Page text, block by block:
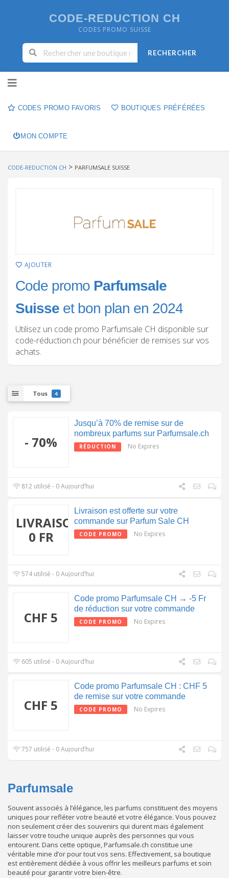
CODE-REDUCTION CH
CODES PROMO SUISSE
RECHERCHER
CODES PROMO FAVORIS BOUTIQUES PRÉFÉRÉES
MON COMPTE
CODE-REDUCTION CH > PARFUMSALE SUISSE
AJOUTER
Code promo Parfumsale
Suisse et bon plan en 2024
Utilisez un code promo Parfumsale CH disponible sur
code-réduction.ch pour bénéficier de remises sur vos
achats.
Tous 4
- 70%
Jusqu’à 70% de remise sur de
nombreux parfums sur Parfumsale.ch
RÉDUCTION No Expires
812 utilisé - 0 Aujourd’hui
LIVRAISON
0 FR
Livraison est offerte sur votre
commande sur Parfum Sale CH
CODE PROMO No Expires
574 utilisé - 0 Aujourd’hui
CHF 5
Code promo Parfumsale CH → -5 Fr
de réduction sur votre commande
CODE PROMO No Expires
605 utilisé - 0 Aujourd’hui
CHF 5
Code promo Parfumsale CH : CHF 5
de remise sur votre commande
CODE PROMO No Expires
757 utilisé - 0 Aujourd’hui
Parfumsale
Souvent associés à l’élégance, les parfums constituent des moyens
uniques pour refléter votre beauté et votre élégance. Vous pouvez
non seulement créer des souvenirs qui durent mais également
laisser votre touche unique auprès des personnes qui vous
entourent. Dans cette optique, Parfumsale.ch constitue une
véritable mine d’or pour tout vos sens. Effectivement, sa boutique
est entièrement dédiée à vous offrir les meilleurs parfums et soin
beauté pour garantir votre bien-être.